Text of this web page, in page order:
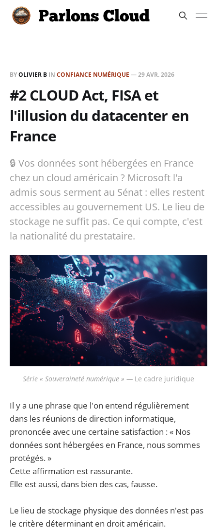
BYOLIVIER B IN CONFIANCE NUMÉRIQUE —29 AVR. 2026
#2 CLOUD Act, FISA et
l'illusion du datacenter en
France
🔒 Vos données sont hébergées en France
chez un cloud américain ? Microsoft l'a
admis sous serment au Sénat : elles restent
accessibles au gouvernement US. Le lieu de
stockage ne suffit pas. Ce qui compte, c'est
la nationalité du prestataire.
Série « Souveraineté numérique » — Le cadre juridique
Il y a une phrase que l'on entend régulièrement
dans les réunions de direction informatique,
prononcée avec une certaine satisfaction : « Nos
données sont hébergées en France, nous sommes
protégés. »
Cette affirmation est rassurante.
Elle est aussi, dans bien des cas, fausse.
Le lieu de stockage physique des données n'est pas
le critère déterminant en droit américain.